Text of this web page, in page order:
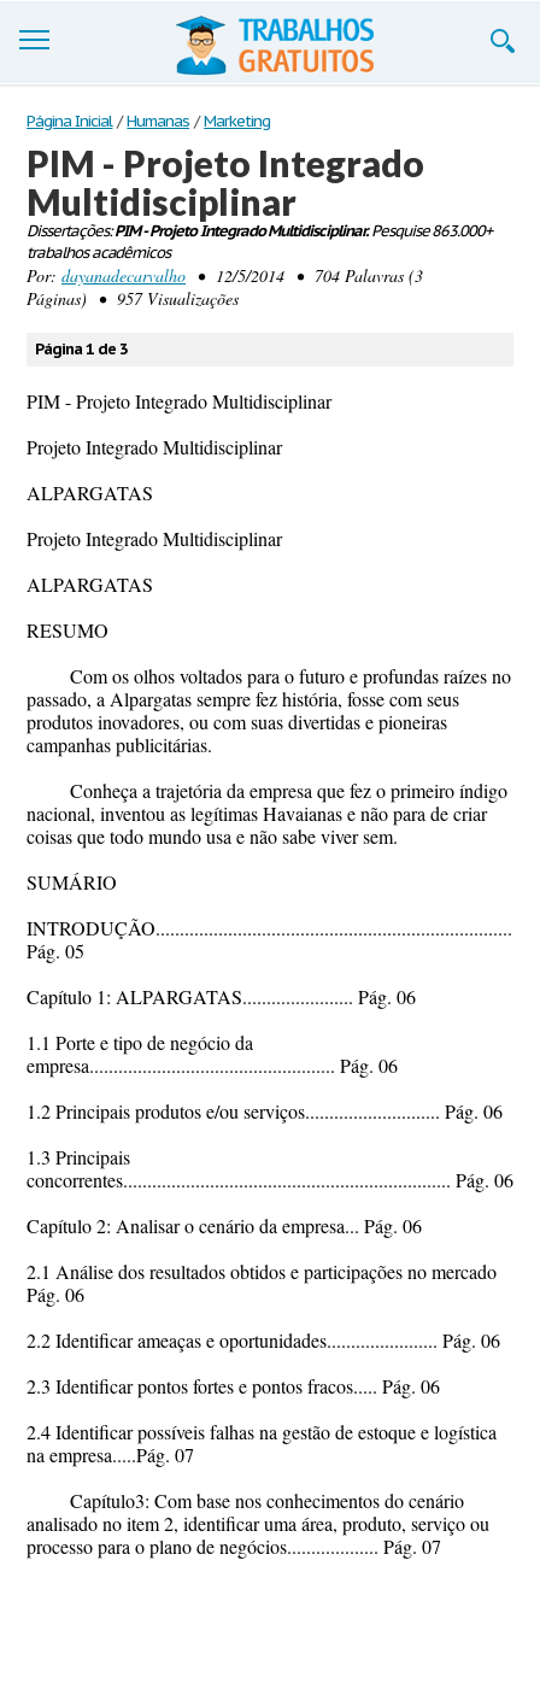
Trabalhos
Cadastre-se
Entre
Blog
Página Inicial / Humanas / Marketing
PIM - Projeto Integrado
Multidisciplinar
Dissertações:PIM - Projeto Integrado Multidisciplinar.Pesquise 863.000+
trabalhos acadêmicos
Por: dayanadecarvalho • 12/5/2014 • 704 Palavras (3
Páginas) • 957 Visualizações
Página 1 de 3
PIM - Projeto Integrado Multidisciplinar
Projeto Integrado Multidisciplinar
ALPARGATAS
Projeto Integrado Multidisciplinar
ALPARGATAS
RESUMO
Com os olhos voltados para o futuro e profundas raízes no
passado, a Alpargatas sempre fez história, fosse com seus
produtos inovadores, ou com suas divertidas e pioneiras
campanhas publicitárias.
Conheça a trajetória da empresa que fez o primeiro índigo
nacional, inventou as legítimas Havaianas e não para de criar
coisas que todo mundo usa e não sabe viver sem.
SUMÁRIO
INTRODUÇÃO...........................................................................
Pág. 05
Capítulo 1: ALPARGATAS....................... Pág. 06
1.1 Porte e tipo de negócio da
empresa................................................... Pág. 06
1.2 Principais produtos e/ou serviços............................ Pág. 06
1.3 Principais
concorrentes.................................................................... Pág. 06
Capítulo 2: Analisar o cenário da empresa... Pág. 06
2.1 Análise dos resultados obtidos e participações no mercado
Pág. 06
2.2 Identificar ameaças e oportunidades....................... Pág. 06
2.3 Identificar pontos fortes e pontos fracos..... Pág. 06
2.4 Identificar possíveis falhas na gestão de estoque e logística
na empresa.....Pág. 07
Capítulo3: Com base nos conhecimentos do cenário
analisado no item 2, identificar uma área, produto, serviço ou
processo para o plano de negócios................... Pág. 07